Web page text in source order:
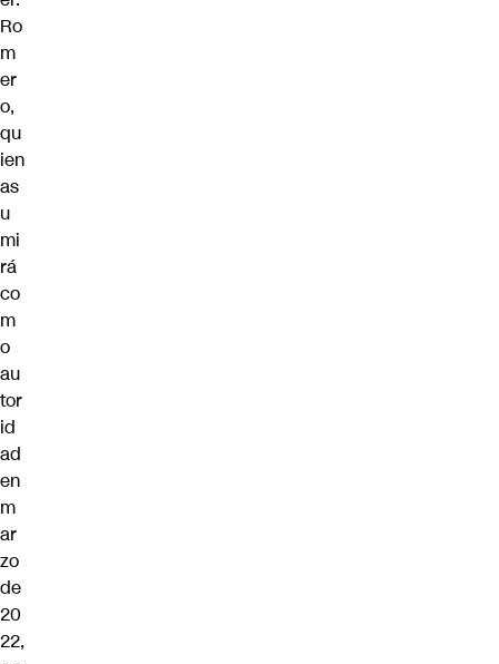
Ro
m
er
o,
qu
ien
as
u
mi
rá
co
m
o
au
tor
id
ad
en
m
ar
zo
de
20
22,